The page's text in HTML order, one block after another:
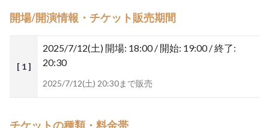
開場/開演情報・チケット販売期間
[ 1 ]
2025/7/12(土) 開場: 18:00 / 開始: 19:00 / 終了:
20:30
2025/7/12(土) 20:30まで販売
チケットの種類・料金帯